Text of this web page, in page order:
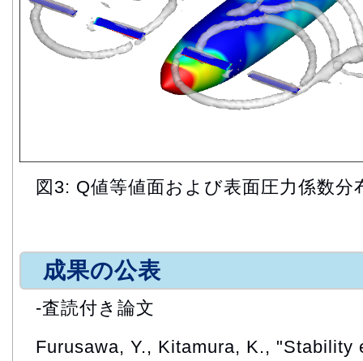
図3: Q値等値面および表面圧力係数分
成果の公表
-査読付き論文
Furusawa, Y., Kitamura, K., "Stability